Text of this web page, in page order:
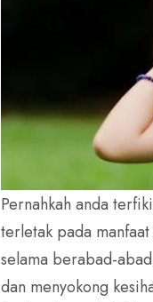
Pernahkah anda
terletak pada
selama berabad-
dan menyokong